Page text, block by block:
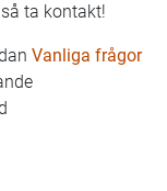
ta kontakt!
Vanliga frågor